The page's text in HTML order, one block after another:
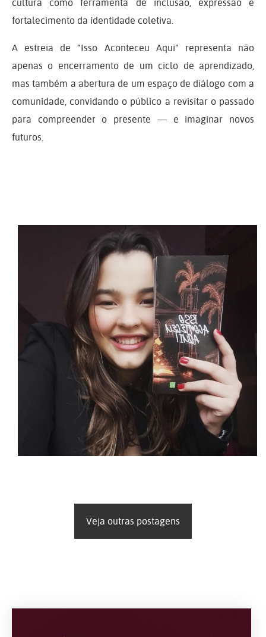
cultura como ferramenta de inclusão, expressão e
fortalecimento da identidade coletiva.
A estreia de “Isso Aconteceu Aqui” representa não
apenas o encerramento de um ciclo de aprendizado,
mas também a abertura de um espaço de diálogo com a
comunidade, convidando o público a revisitar o passado
para compreender o presente — e imaginar novos
futuros.
Veja outras postagens